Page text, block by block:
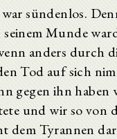
sündenlos.
Munde
anders durch
Tod auf sich
gegen ihn haben
und wir so von
dem Tyrannen